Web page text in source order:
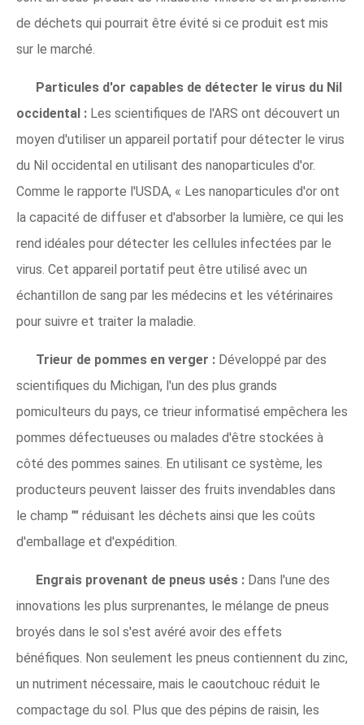
de déchets qui pourrait être évité si ce produit est mis
sur le marché.
Particules d'or capables de détecter le virus du Nil
occidental : Les scientifiques de l'ARS ont découvert un
moyen d'utiliser un appareil portatif pour détecter le virus
du Nil occidental en utilisant des nanoparticules d'or.
Comme le rapporte l'USDA, « Les nanoparticules d'or ont
la capacité de diffuser et d'absorber la lumière, ce qui les
rend idéales pour détecter les cellules infectées par le
virus. Cet appareil portatif peut être utilisé avec un
échantillon de sang par les médecins et les vétérinaires
pour suivre et traiter la maladie.
Trieur de pommes en verger : Développé par des
scientifiques du Michigan, l'un des plus grands
pomiculteurs du pays, ce trieur informatisé empêchera les
pommes défectueuses ou malades d'être stockées à
côté des pommes saines. En utilisant ce système, les
producteurs peuvent laisser des fruits invendables dans
le champ "" réduisant les déchets ainsi que les coûts
d'emballage et d'expédition.
Engrais provenant de pneus usés : Dans l'une des
innovations les plus surprenantes, le mélange de pneus
broyés dans le sol s'est avéré avoir des effets
bénéfiques. Non seulement les pneus contiennent du zinc,
un nutriment nécessaire, mais le caoutchouc réduit le
compactage du sol. Plus que des pépins de raisin, les